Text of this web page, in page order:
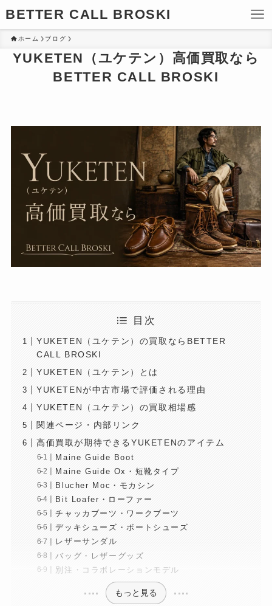
BETTER CALL BROSKI
ホーム ブログ
YUKETEN（ユケテン）高価買取なら
BETTER CALL BROSKI
目次
YUKETEN（ユケテン）の買取ならBETTER
CALL BROSKI
YUKETEN（ユケテン）とは
YUKETENが中古市場で評価される理由
YUKETEN（ユケテン）の買取相場感
関連ページ・内部リンク
高価買取が期待できるYUKETENのアイテム
Maine Guide Boot
Maine Guide Ox・短靴タイプ
Blucher Moc・モカシン
Bit Loafer・ローファー
チャッカブーツ・ワークブーツ
デッキシューズ・ボートシューズ
レザーサンダル
バッグ・レザーグッズ
別注・コラボレーションモデル
もっと見る